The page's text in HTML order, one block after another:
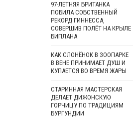
97-ЛЕТНЯЯ БРИТАНКА
ПОБИЛА СОБСТВЕННЫЙ
РЕКОРД ГИННЕССА,
СОВЕРШИВ ПОЛЁТ НА КРЫЛЕ
БИПЛАНА
КАК СЛОНЁНОК В ЗООПАРКЕ
В ВЕНЕ ПРИНИМАЕТ ДУШ И
КУПАЕТСЯ ВО ВРЕМЯ ЖАРЫ
СТАРИННАЯ МАСТЕРСКАЯ
ДЕЛАЕТ ДИЖОНСКУЮ
ГОРЧИЦУ ПО ТРАДИЦИЯМ
БУРГУНДИИ